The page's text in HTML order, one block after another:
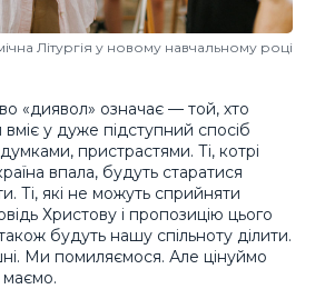
Літургія у новому навчальному році
«диявол» означає — той, хто
вміє у дуже підступний спосіб
пристрастями. Ті, котрі
впала, будуть старатися
Ті, які не можуть сприйняти
Христову і пропозицію цього
будуть нашу спільноту ділити.
Ми помиляємося. Але цінуймо
маємо.